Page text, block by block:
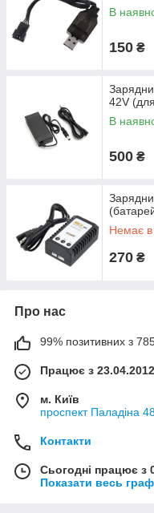
В
150 ₴
42V
В
500 ₴
Немає в
270 ₴
Про нас
99% позитивних з 785
Працює з 23.04.2012
м. Київ
проспект Паладіна
Контакти
Сьогодні працює з
Показати весь